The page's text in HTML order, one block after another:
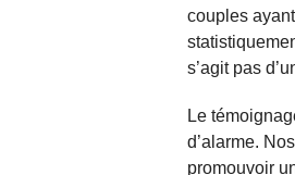
couples
s’agit pas
Le
d’alarme.
promouvoir